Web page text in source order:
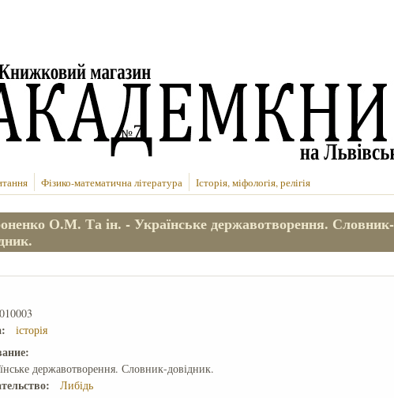
Фізико-математична література Історія, міфологія, релігія
О.М. Та ін. - Українське державотворення. Словник-
історія
державотворення. Словник-довідник.
Либідь